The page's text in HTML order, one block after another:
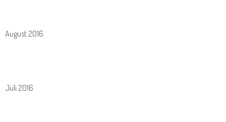
August 2016
Juli 2016